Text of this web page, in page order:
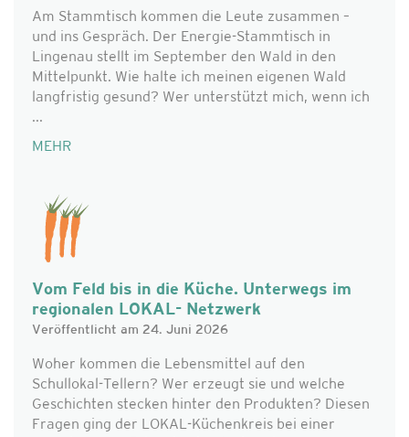
Am Stammtisch kommen die Leute zusammen –
und ins Gespräch. Der Energie-Stammtisch in
Lingenau stellt im September den Wald in den
Mittelpunkt. Wie halte ich meinen eigenen Wald
langfristig gesund? Wer unterstützt mich, wenn ich
...
MEHR
Vom Feld bis in die Küche. Unterwegs im
regionalen LOKAL- Netzwerk
Veröffentlicht am 24. Juni 2026
Woher kommen die Lebensmittel auf den
Schullokal-Tellern? Wer erzeugt sie und welche
Geschichten stecken hinter den Produkten? Diesen
Fragen ging der LOKAL-Küchenkreis bei einer